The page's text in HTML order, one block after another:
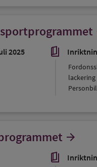
2025 book_5
lackering
Personbil
arrow_forward
book_5